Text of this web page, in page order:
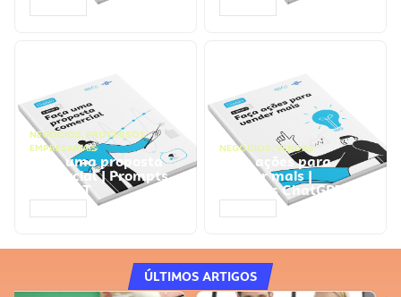
NEGÓCIOS, PROCESSOS
EMPRESARIAIS
Faça uma proposta
comercial | Prompts
ChatGPT
NEGÓCIOS, VENDAS
Faça ações para
vender mais |
Prompts ChatGPT
ÚLTIMOS ARTIGOS